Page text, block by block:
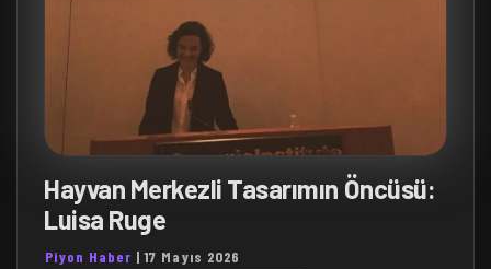
Hayvan Merkezli Tasarımın Öncüsü:
Luisa Ruge
Piyon Haber |17 Mayıs 2026